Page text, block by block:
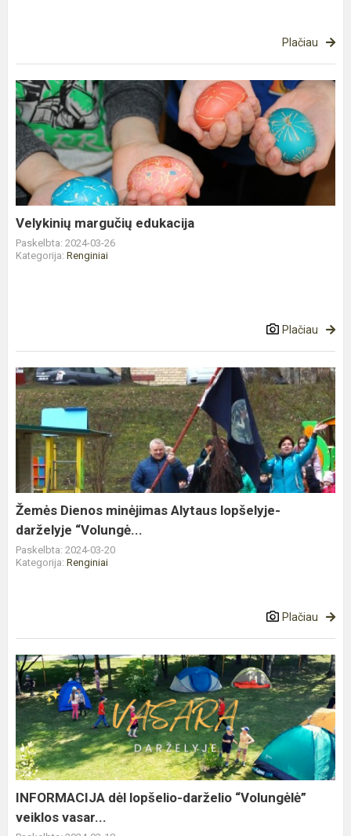
Plačiau
Velykinių
margučių
edukacija
Velykinių margučių edukacija
Paskelbta: 2024-03-26
Kategorija: Renginiai
Plačiau
Žemės
Dienos
minėjimas
Alytaus
lopšelyje-
darželyje
“Volungė...
Žemės Dienos minėjimas Alytaus lopšelyje-
darželyje “Volungė...
Paskelbta: 2024-03-20
Kategorija: Renginiai
Plačiau
INFORMACIJA
dėl
lopšelio-
darželio
“Volungėlė”
veiklos
vasar...
INFORMACIJA dėl lopšelio-darželio “Volungėlė”
veiklos vasar...